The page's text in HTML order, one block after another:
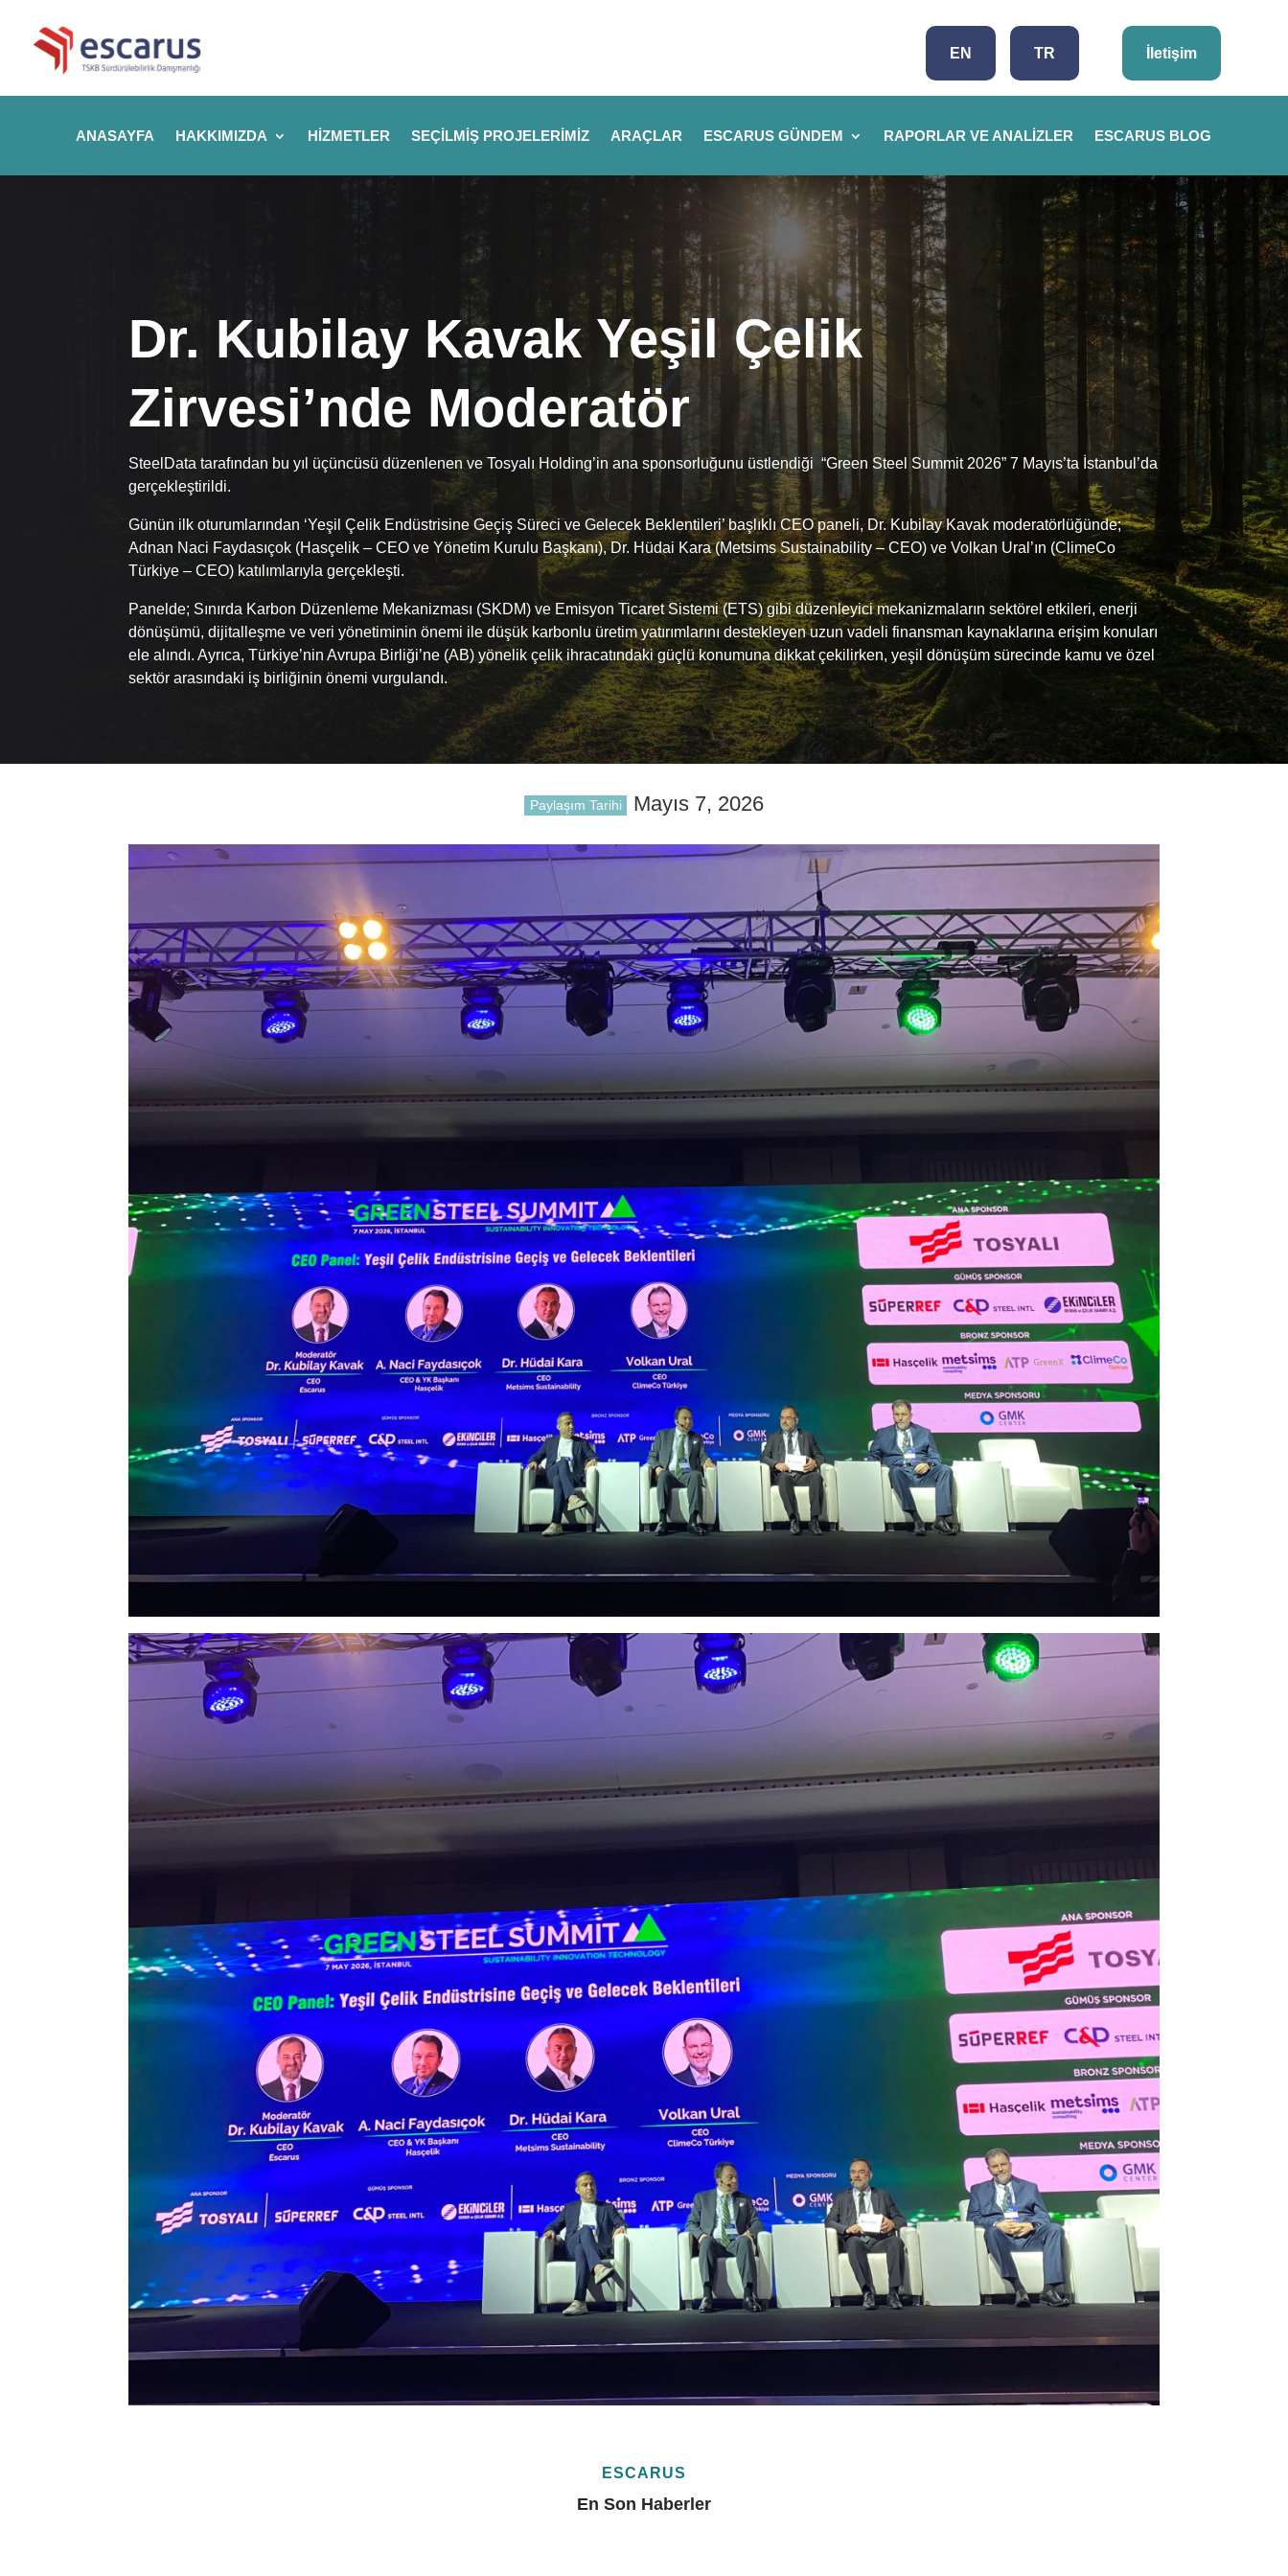
EN TR İletişim
ANASAYFA HAKKIMIZDA HIZMETLER SEÇILMIŞ PROJELERIMIZ ARAÇLAR ESCARUS GÜNDEM RAPORLAR VE ANALIZLER ESCARUS BLOG
Dr. Kubilay Kavak Yeşil Çelik
Zirvesi’nde Moderatör
SteelData tarafından bu yıl üçüncüsü düzenlenen ve Tosyalı Holding’in ana sponsorluğunu üstlendiği “Green Steel Summit 2026” 7 Mayıs’ta İstanbul’da
gerçekleştirildi.
Günün ilk oturumlarından ‘Yeşil Çelik Endüstrisine Geçiş Süreci ve Gelecek Beklentileri’ başlıklı CEO paneli, Dr. Kubilay Kavak moderatörlüğünde;
Adnan Naci Faydasıçok (Hasçelik – CEO ve Yönetim Kurulu Başkanı), Dr. Hüdai Kara (Metsims Sustainability – CEO) ve Volkan Ural’ın (ClimeCo
Türkiye – CEO) katılımlarıyla gerçekleşti.
Panelde; Sınırda Karbon Düzenleme Mekanizması (SKDM) ve Emisyon Ticaret Sistemi (ETS) gibi düzenleyici mekanizmaların sektörel etkileri, enerji
dönüşümü, dijitalleşme ve veri yönetiminin önemi ile düşük karbonlu üretim yatırımlarını destekleyen uzun vadeli finansman kaynaklarına erişim konuları
ele alındı. Ayrıca, Türkiye’nin Avrupa Birliği’ne (AB) yönelik çelik ihracatındaki güçlü konumuna dikkat çekilirken, yeşil dönüşüm sürecinde kamu ve özel
sektör arasındaki iş birliğinin önemi vurgulandı.
Paylaşım Tarihi Mayıs 7, 2026
ESCARUS
En Son Haberler